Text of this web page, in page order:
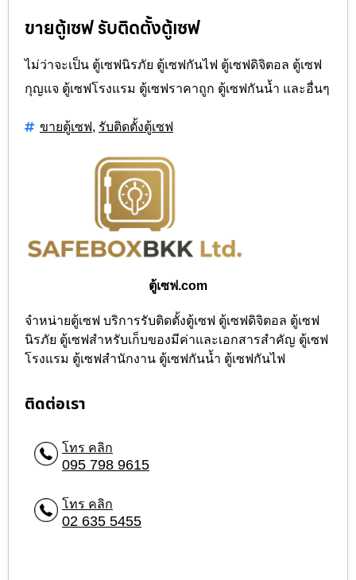
ขายตู้เซฟ รับติดตั้งตู้เซฟ
ไม่ว่าจะเป็น ตู้เซฟนิรภัย ตู้เซฟกันไฟ ตู้เซฟดิจิตอล ตู้เซฟ
กุญแจ ตู้เซฟโรงแรม ตู้เซฟราคาถูก ตู้เซฟกันน้ำ และอื่นๆ
ขายตู้เซฟ, รับติดตั้งตู้เซฟ
ตู้เซฟ.com
จำหน่ายตู้เซฟ บริการรับติดตั้งตู้เซฟ ตู้เซฟดิจิตอล ตู้เซฟ
นิรภัย ตู้เซฟสำหรับเก็บของมีค่าและเอกสารสำคัญ ตู้เซฟ
โรงแรม ตู้เซฟสำนักงาน ตู้เซฟกันน้ำ ตู้เซฟกันไฟ
ติดต่อเรา
โทร คลิก
095 798 9615
โทร คลิก
02 635 5455